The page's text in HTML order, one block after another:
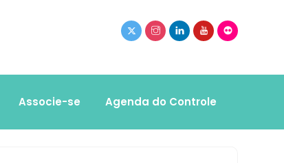
Associe-se Agenda do Controle